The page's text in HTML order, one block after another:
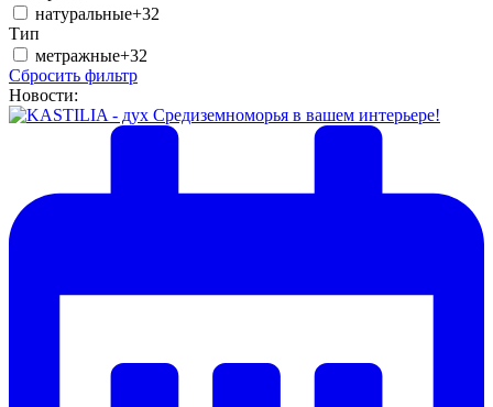
натуральные+32
Тип
метражные+32
Сбросить фильтр
Новости: